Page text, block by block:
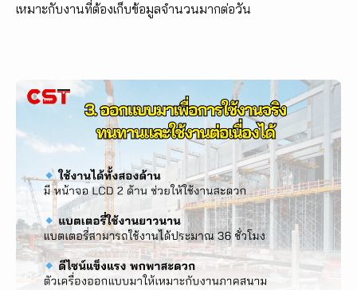
เหมาะกับงานที่ต้องเก็บข้อมูลจำนวนมากต่อวัน